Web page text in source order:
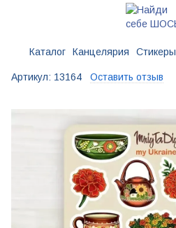
Каталог Канцелярия Стикеры
Артикул: 13164 Оставить отзыв